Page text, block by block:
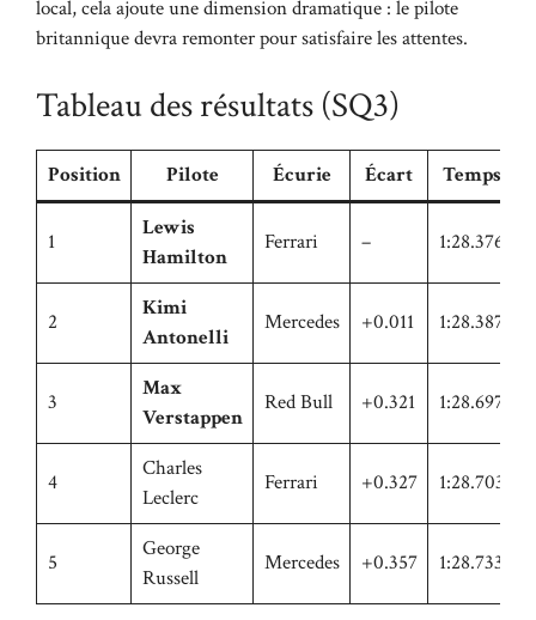
local, cela ajoute une dimension dramatique : le pilote
britannique devra remonter pour satisfaire les attentes.
Tableau des résultats (SQ3)
Position Pilote Écurie Écart Temps
1
Lewis
Hamilton
Ferrari – 1:28.376
2
Kimi
Antonelli
Mercedes +0.011 1:28.387
3
Max
Verstappen
Red Bull +0.321 1:28.697
4
Charles
Leclerc
Ferrari +0.327 1:28.703
5
George
Russell
Mercedes +0.357 1:28.733